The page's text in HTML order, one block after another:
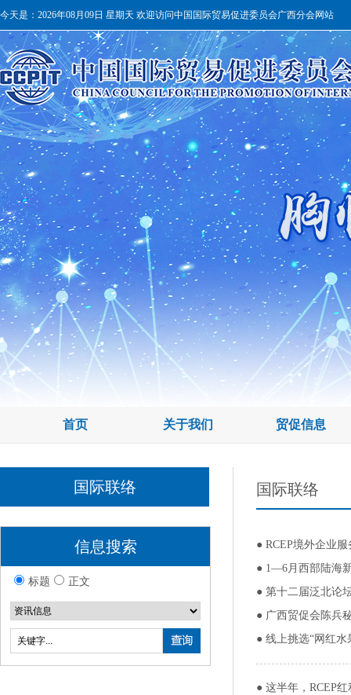
今天是： 2026年08月09日 星期天 欢迎访问中国国际贸易促进委员会广西分会网站
首页 关于我们 贸促信息
国际联络
信息搜索
标题 正文
国际联络
● RCEP境外企业
● 1—6月西部陆海
● 第十二届泛北论
● 广西贸促会陈兵
● 线上挑选“网红
● 这半年，RCEP